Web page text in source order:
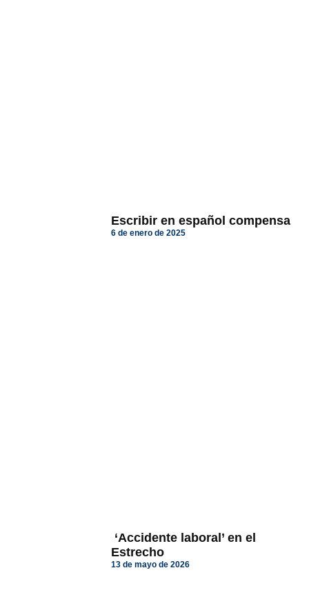
Escribir en español compensa
6 de enero de 2025
‘Accidente laboral’ en el
Estrecho
13 de mayo de 2026